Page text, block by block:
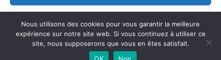
Voir les préférences
Mission locale Aubervilliers © 2024 | Tous droits
réservés
Nous utilisons des cookies pour vous garantir la meilleure
expérience sur notre site web. Si vous continuez à utiliser ce
site, nous supposerons que vous en êtes satisfait.
OK
Non